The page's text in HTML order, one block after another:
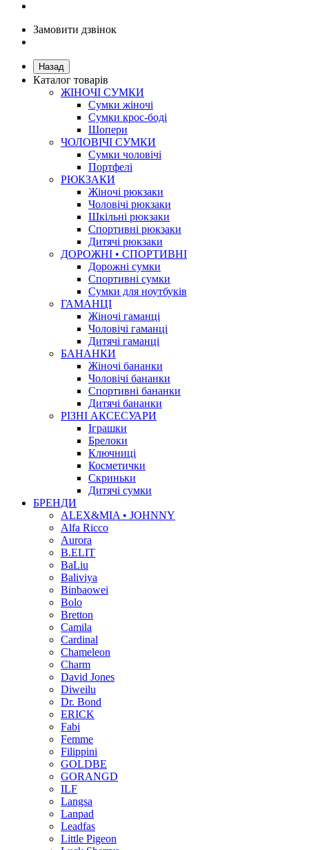
Замовити дзвінок
Назад
Каталог товарів
ЖІНОЧІ СУМКИ
Сумки жіночі
Сумки крос-боді
Шопери
ЧОЛОВІЧІ СУМКИ
Сумки чоловічі
Портфелі
РЮКЗАКИ
Жіночі рюкзаки
Чоловічі рюкзаки
Шкільні рюкзаки
Спортивні рюкзаки
Дитячі рюкзаки
ДОРОЖНІ • СПОРТИВНІ
Дорожні сумки
Спортивні сумки
Сумки для ноутбуків
ГАМАНЦІ
Жіночі гаманці
Чоловічі гаманці
Дитячі гаманці
БАНАНКИ
Жіночі бананки
Чоловічі бананки
Спортивні бананки
Дитячі бананки
РІЗНІ АКСЕСУАРИ
Іграшки
Брелоки
Ключниці
Косметички
Скриньки
Дитячі сумки
БРЕНДИ
ALEX&MIA • JOHNNY
Alfa Ricco
Aurora
B.ELIT
BaLiu
Baliviya
Binbaowei
Bolo
Bretton
Camila
Cardinal
Chameleon
Charm
David Jones
Diweilu
Dr. Bond
ERICK
Fabi
Femme
Filippini
GOLDBE
GORANGD
ILF
Langsa
Lanpad
Leadfas
Little Pigeon